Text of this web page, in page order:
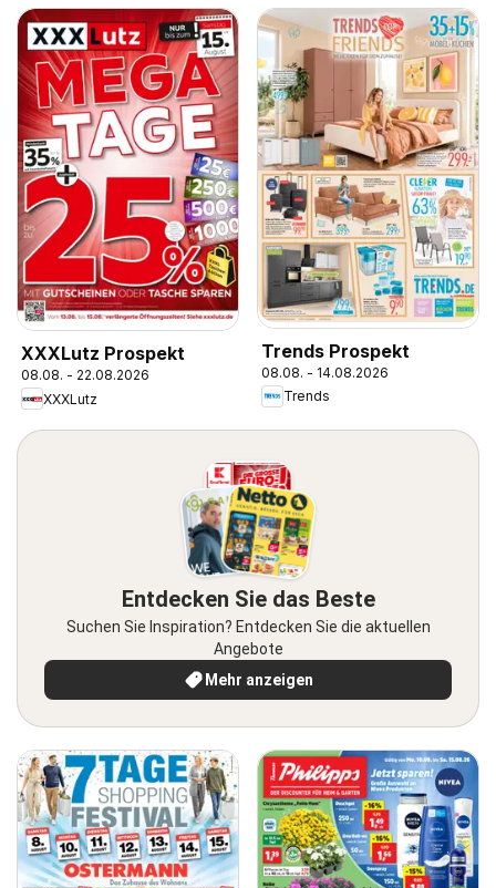
XXXLutz Prospekt
08.08. - 22.08.2026
XXXLutz
Trends Prospekt
08.08. - 14.08.2026
Trends
Entdecken Sie das Beste
Suchen Sie Inspiration? Entdecken Sie die aktuellen
Angebote
Mehr anzeigen